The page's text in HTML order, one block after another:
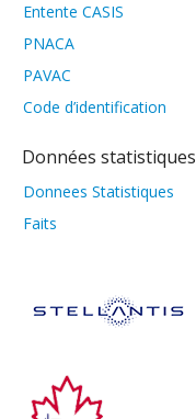
Entente CASIS
PNACA
PAVAC
Code d’identification
Données statistiques
Donnees Statistiques
Faits